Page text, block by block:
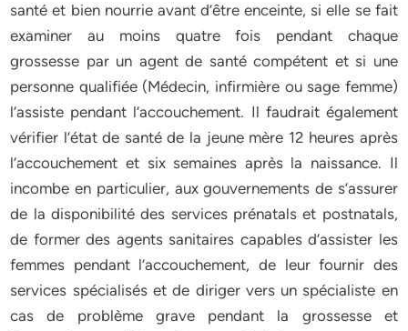
santé et bien nourrie avant d’être enceinte, si elle se fait
examiner au moins quatre fois pendant chaque
grossesse par un agent de santé compétent et si une
personne qualifiée (Médecin, infirmière ou sage femme)
l’assiste pendant l’accouchement. Il faudrait également
vérifier l’état de santé de la jeune mère 12 heures après
l’accouchement et six semaines après la naissance. Il
incombe en particulier, aux gouvernements de s’assurer
de la disponibilité des services prénatals et postnatals,
de former des agents sanitaires capables d’assister les
femmes pendant l’accouchement, de leur fournir des
services spécialisés et de diriger vers un spécialiste en
cas de problème grave pendant la grossesse et